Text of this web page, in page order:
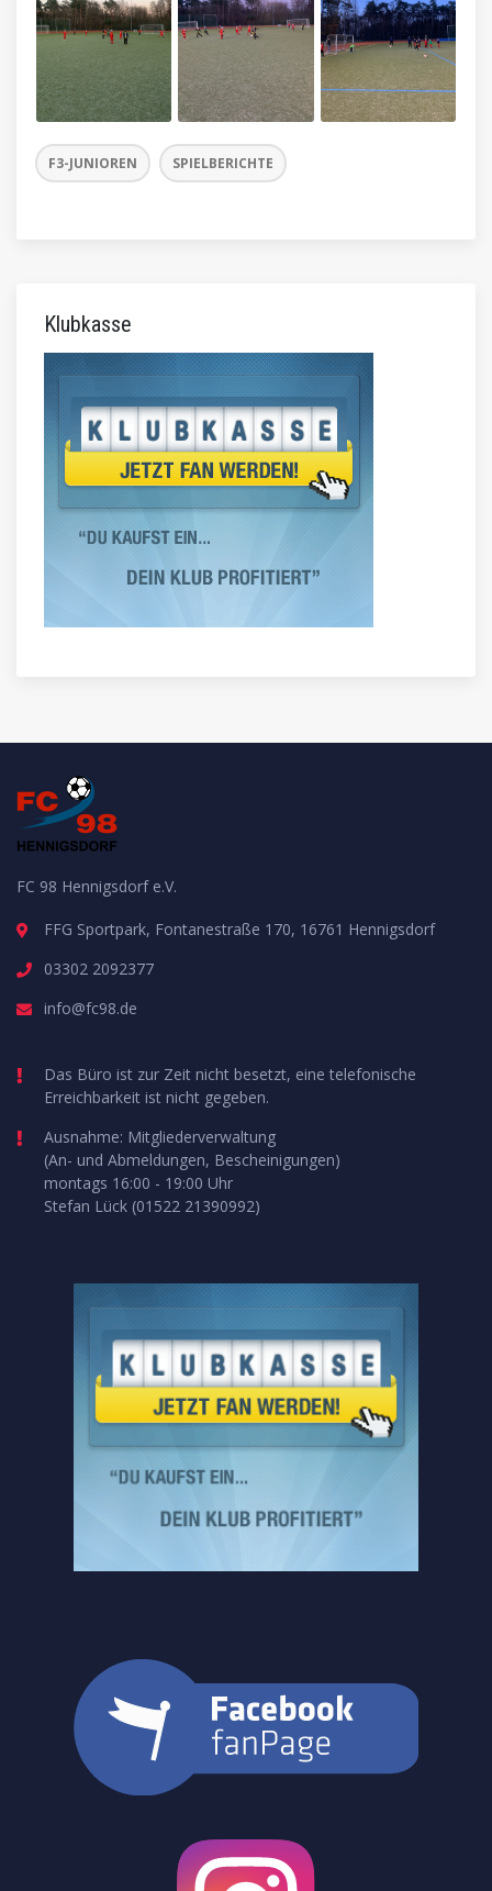
F3-JUNIOREN SPIELBERICHTE
Klubkasse
FC 98 Hennigsdorf e.V.
FFG Sportpark, Fontanestraße 170, 16761 Hennigsdorf
03302 2092377
info@fc98.de
Das Büro ist zur Zeit nicht besetzt, eine telefonische
Erreichbarkeit ist nicht gegeben.
Ausnahme: Mitgliederverwaltung
(An- und Abmeldungen, Bescheinigungen)
montags 16:00 - 19:00 Uhr
Stefan Lück (01522 21390992)